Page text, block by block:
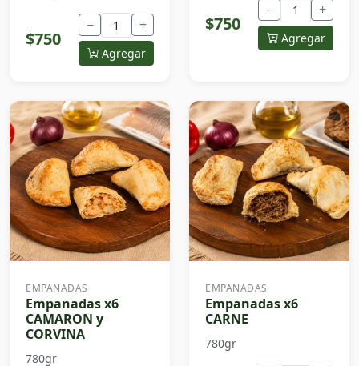
$750
− +
Agregar
$750
− +
Agregar
EMPANADAS
Empanadas x6
CAMARON y
CORVINA
780gr
EMPANADAS
Empanadas x6
CARNE
780gr